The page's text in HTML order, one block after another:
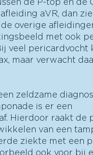
aVR, dan
overige
met ook
veel
maar verwacht
zeldzame
is er een
Hierdoor raakt de
van een
ziekte met een
ook voor bij